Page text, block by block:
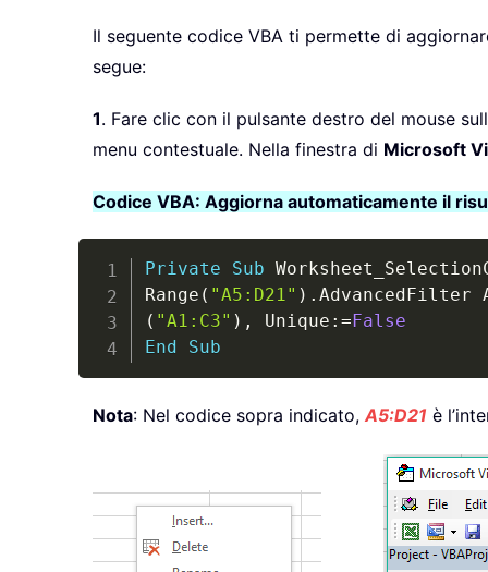
Il seguente codice VBA ti permette di
segue:
1. Fare clic con il pulsante destro del mouse
menu contestuale. Nella finestra di Microsoft
Codice VBA: Aggiorna automaticamente il
Private Sub
Range ( "A5:D21" ) . AdvancedFilter
( "A1:C3" ) , Unique : = False
End
Sub
Nota: Nel codice sopra indicato, A5:D21 è